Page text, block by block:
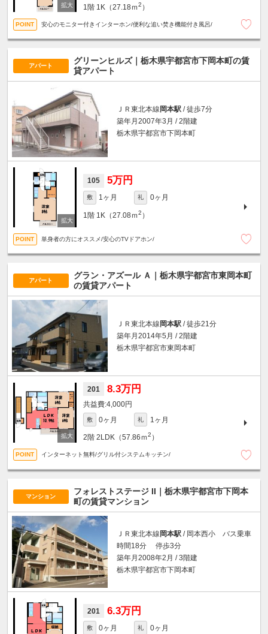
1階 1K（27.18ｍ2 ）
安心のモニター付きインターホン/便利な追い焚き機能付き風呂/
アパート
グリーンヒルズ｜栃木県宇都宮市下岡本町の賃
貸アパート
ＪＲ東北本線 岡本駅 / 徒歩7分
築年月2007年3月 / 2階建
栃木県宇都宮市下岡本町
105 5万円
敷 1ヶ月 礼 0ヶ月
1階 1K（27.08ｍ2 ）
単身者の方にオススメ/安心のTVドアホン/
アパート
グラン・アズール Ａ｜栃木県宇都宮市東岡本町
の賃貸アパート
ＪＲ東北本線 岡本駅 / 徒歩21分
築年月2014年5月 / 2階建
栃木県宇都宮市東岡本町
201 8.3万円
4,000円
敷 0ヶ月 礼 1ヶ月
2階 2LDK（57.86ｍ2 ）
インターネット無料/グリル付システムキッチン/
マンション
フォレストステージ II｜栃木県宇都宮市下岡本
町の賃貸マンション
ＪＲ東北本線岡本駅 / 岡本西小 バス乗車
時間18分 停歩3分
築年月2008年2月 / 3階建
栃木県宇都宮市下岡本町
201 6.3万円
敷 0ヶ月 礼 0ヶ月